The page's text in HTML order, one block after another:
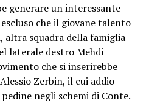
generare un interessante
che il giovane talento
altra squadra della famiglia
laterale destro Mehdi
che si inserirebbe
Zerbin, il cui addio
negli schemi di Conte.